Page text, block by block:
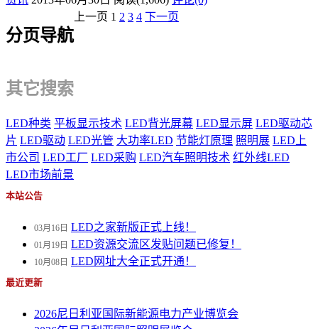
分页导航
上一页 1 2 3 4 下一页
其它搜索
LED种类 平板显示技术 LED背光屏幕 LED显示屏 LED驱动芯
片 LED驱动 LED光管 大功率LED 节能灯原理 照明展 LED上
市公司 LED工厂 LED采购 LED汽车照明技术 红外线LED
LED市场前景
本站公告
03月16日 LED之家新版正式上线！
01月19日 LED资源交流区发贴问题已修复！
10月08日 LED网址大全正式开通！
最近更新
2026尼日利亚国际新能源电力产业博览会